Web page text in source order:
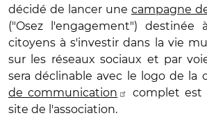
décidé de lancer une campagne
("Osez l'engagement") destinée
citoyens à s'investir dans la vie
sur les réseaux sociaux et par
sera déclinable avec le logo de la
de communication
complet est
site de l'association.